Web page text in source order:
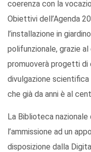
coerenza con la
Obiettivi dell’Agenda
l’installazione in
polifunzionale, grazie
promuoverà progetti di
divulgazione
che già da anni è al
La Biblioteca
l’ammissione ad un
disposizione dalla